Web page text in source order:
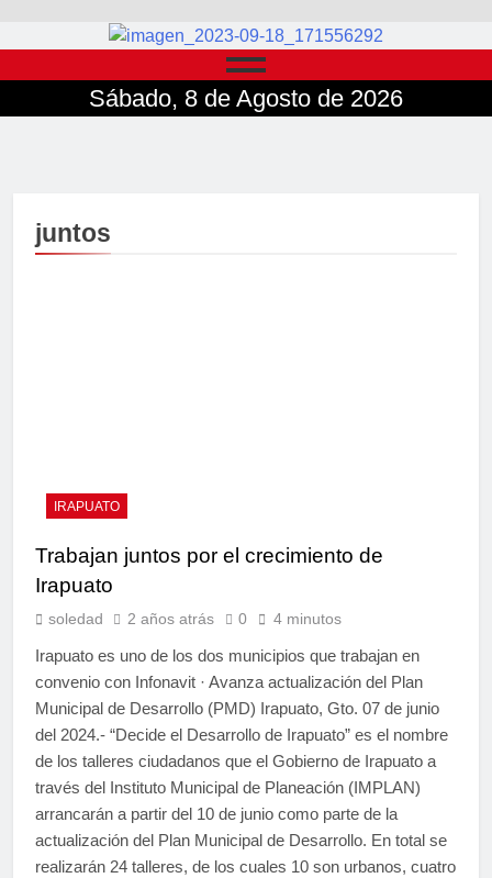
Sábado, 8 de Agosto de 2026
juntos
IRAPUATO
Trabajan juntos por el crecimiento de
Irapuato
soledad 2 años atrás 0 4 minutos
Irapuato es uno de los dos municipios que trabajan en
convenio con Infonavit · Avanza actualización del Plan
Municipal de Desarrollo (PMD) Irapuato, Gto. 07 de junio
del 2024.- “Decide el Desarrollo de Irapuato” es el nombre
de los talleres ciudadanos que el Gobierno de Irapuato a
través del Instituto Municipal de Planeación (IMPLAN)
arrancarán a partir del 10 de junio como parte de la
actualización del Plan Municipal de Desarrollo. En total se
realizarán 24 talleres, de los cuales 10 son urbanos, cuatro